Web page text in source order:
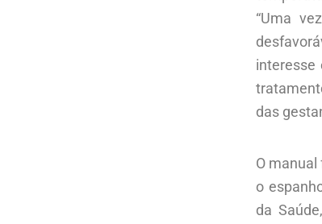
“Uma
interesse
das
O
o
da